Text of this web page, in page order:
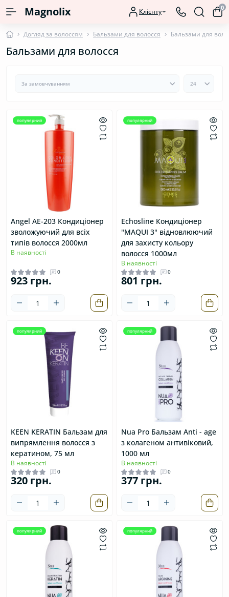
Magnolix Клієнту 0
Догляд за волоссям Бальзами для волосся Бальзами для
Бальзами для волосся
популярний
Angel AE-203 Кондиціонер
зволожуючий для всіх
типів волосся 2000мл
В наявності
0
923 грн.
популярний
Echosline Кондиціонер
"MAQUI 3" відновлюючий
для захисту кольору
волосся 1000мл
В наявності
0
801 грн.
популярний
KEEN KERATIN Бальзам для
випрямлення волосся з
кератином, 75 мл
В наявності
0
320 грн.
популярний
Nua Pro Бальзам Anti - age
з колагеном антивіковий,
1000 мл
В наявності
0
377 грн.
популярний популярний